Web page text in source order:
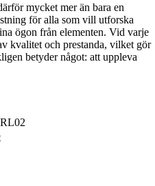
mycket mer än bara en
för alla som vill utforska
ögon från elementen. Vid varje
kvalitet och prestanda, vilket gör
betyder något: att uppleva